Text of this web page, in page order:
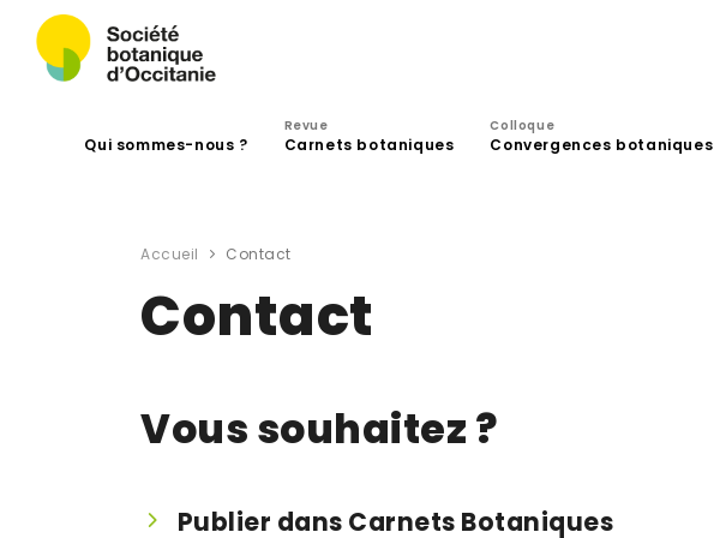
Qui sommes-nous ?
Revue
Carnets botaniques
Colloque
Convergences botaniques
Accueil Contact
Contact
Vous souhaitez ?
Publier dans Carnets Botaniques